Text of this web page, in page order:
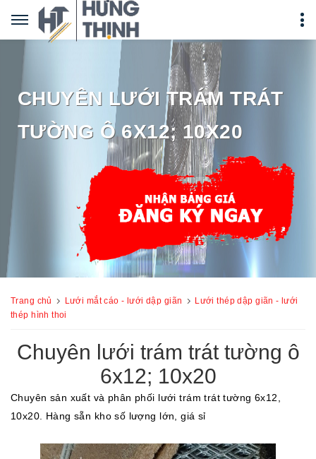
CHUYÊN LƯỚI TRÁM TRÁT
TƯỜNG Ô 6X12; 10X20
Trang chủ Lưới mắt cáo - lưới dập giãn
Lưới thép dập giãn - lưới
thép hình thoi
Chuyên lưới trám trát tường ô
6x12; 10x20
Chuyên sản xuất và phân phối lưới trám trát tường 6x12,
10x20. Hàng sẵn kho số lượng lớn, giá sỉ